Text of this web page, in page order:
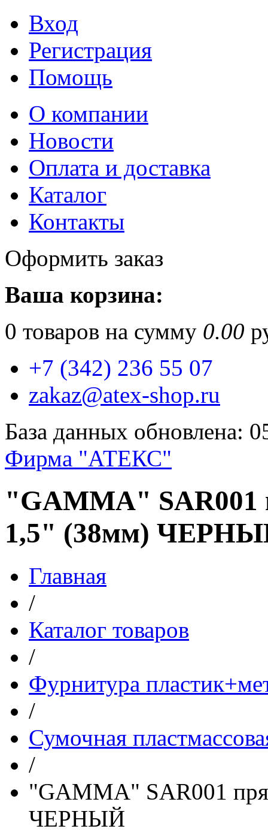
Вход
Регистрация
Помощь
О компании
Новости
Оплата и доставка
Каталог
Контакты
Оформить заказ
Ваша корзина:
0 товаров на сумму 0.00
+7 (342) 236 55 07
zakaz@atex-shop.ru
База данных обновлена:
Фирма "АТЕКС"
"GAMMA" SAR001
1,5" (38мм)
Главная
/
Каталог товаров
/
Фурнитура
/
Сумочная
/
"GAMMA" SAR001
ЧЕРНЫЙ